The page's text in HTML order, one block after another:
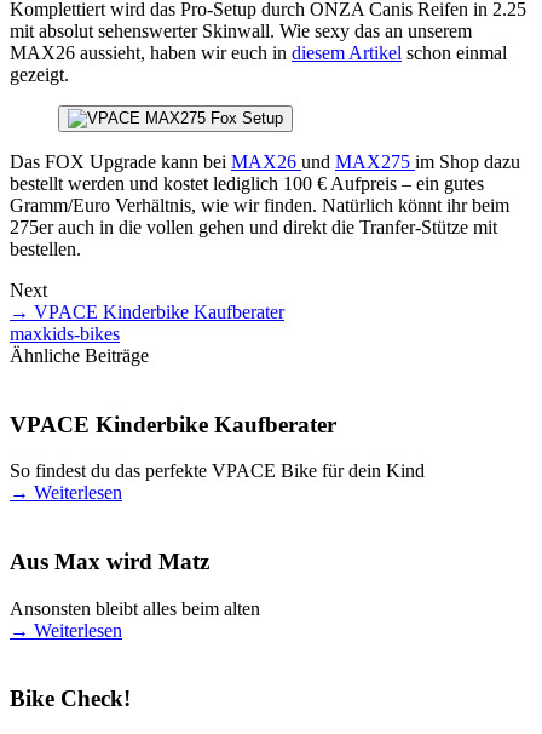
Komplettiert wird das Pro-Setup durch ONZA Canis Reifen in 2.25
mit absolut sehenswerter Skinwall. Wie sexy das an unserem
MAX26 aussieht, haben wir euch in diesem Artikel schon einmal
gezeigt.
Das FOX Upgrade kann bei MAX26 und MAX275 im Shop dazu
bestellt werden und kostet lediglich 100 € Aufpreis – ein gutes
Gramm/Euro Verhältnis, wie wir finden. Natürlich könnt ihr beim
275er auch in die vollen gehen und direkt die Tranfer-Stütze mit
bestellen.
Next
→ VPACE Kinderbike Kaufberater
maxkids-bikes
Ähnliche Beiträge
VPACE Kinderbike Kaufberater
So findest du das perfekte VPACE Bike für dein Kind
→ Weiterlesen
Aus Max wird Matz
Ansonsten bleibt alles beim alten
→ Weiterlesen
Bike Check!